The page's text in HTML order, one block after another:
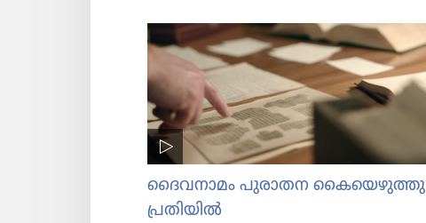
ദൈവ​നാ​മം പുരാതന കൈ​യെ​ഴു​ത്തു​
പ്ര​തി​യിൽ